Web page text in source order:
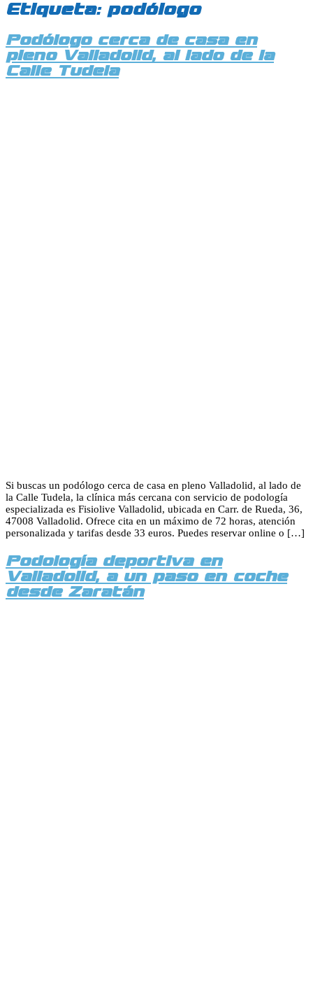
Etiqueta: podólogo
Podólogo cerca de casa en
pleno Valladolid, al lado de la
Calle Tudela
Si buscas un podólogo cerca de casa en pleno Valladolid, al lado de
la Calle Tudela, la clínica más cercana con servicio de podología
especializada es Fisiolive Valladolid, ubicada en Carr. de Rueda, 36,
47008 Valladolid. Ofrece cita en un máximo de 72 horas, atención
personalizada y tarifas desde 33 euros. Puedes reservar online o […]
Podología deportiva en
Valladolid, a un paso en coche
desde Zaratán